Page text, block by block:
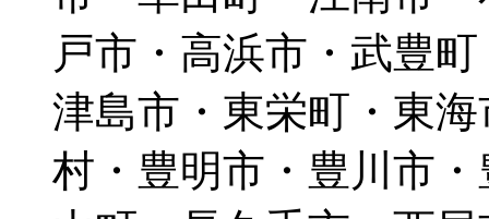
戸市・高浜市・武豊
津島市・東栄町・東
村・豊明市・豊川市